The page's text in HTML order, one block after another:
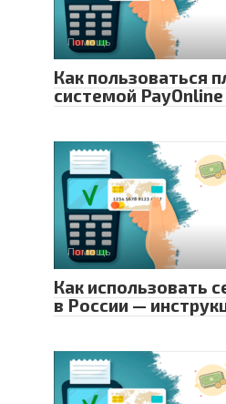
Помощь
Как пользоваться
системой
Помощь
Как использовать
в России —